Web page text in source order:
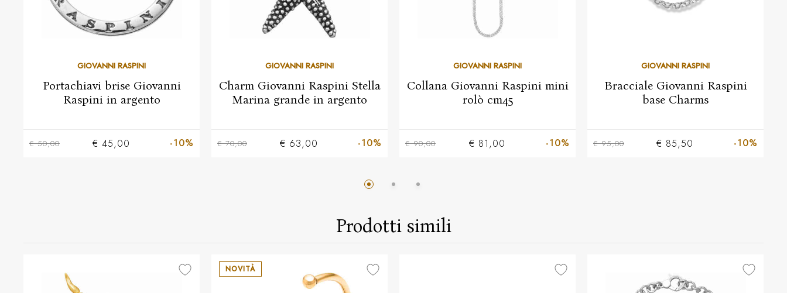
GIOVANNI RASPINI
Portachiavi brise Giovanni
Raspini in argento
€ 50,00 € 45,00 -10%
GIOVANNI RASPINI
Charm Giovanni Raspini Stella
Marina grande in argento
€ 70,00 € 63,00 -10%
GIOVANNI RASPINI
Collana Giovanni Raspini mini
rolò cm45
€ 90,00 € 81,00 -10%
GIOVANNI RASPINI
Bracciale Giovanni Raspini
base Charms
€ 95,00 € 85,50 -10%
Prodotti simili
NOVITÀ